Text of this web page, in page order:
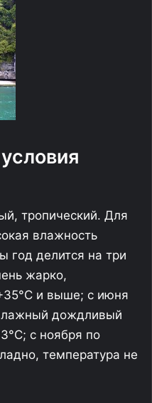
тропический. Для
влажность
год делится на три
жарко,
и выше; с июня
дождливый
с ноября по
температура не